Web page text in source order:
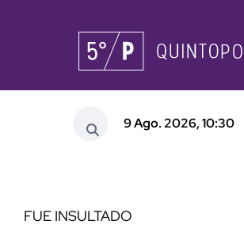
9 Ago. 2026, 10:30
FUE INSULTADO